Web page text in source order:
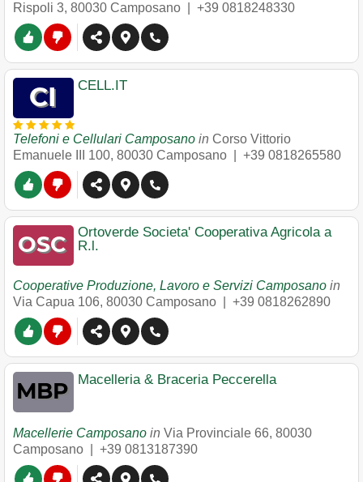
Rispoli 3, 80030 Camposano +39 0818248330
CELL.IT
Telefoni e Cellulari Camposano in Corso Vittorio
Emanuele III 100, 80030 Camposano +39 0818265580
Ortoverde Societa' Cooperativa Agricola a
R.l.
Cooperative Produzione, Lavoro e Servizi Camposano in
Via Capua 106, 80030 Camposano +39 0818262890
Macelleria & Braceria Peccerella
Macellerie Camposano in Via Provinciale 66, 80030
Camposano
+39 0813187390